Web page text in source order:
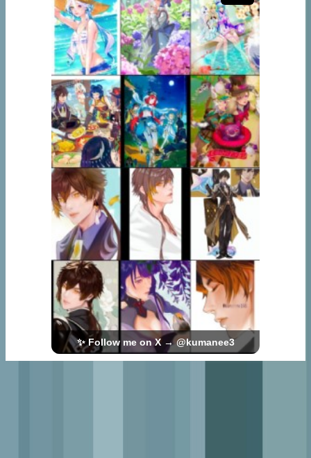
✨ Follow me on X → @kumanee3